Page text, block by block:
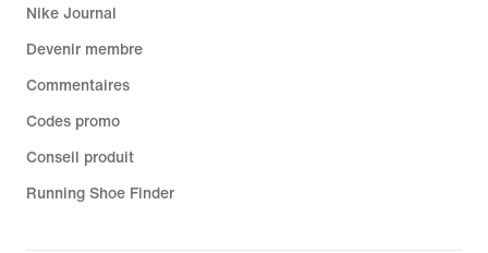
Nike Journal
Devenir membre
Commentaires
Codes promo
Conseil produit
Running Shoe Finder